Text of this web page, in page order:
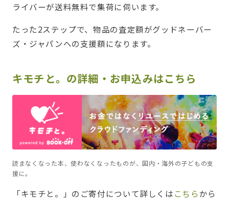
ライバーが送料無料で集荷に伺います。
たった2ステップで、物品の査定額がグッドネーバー
ズ・ジャパンへの支援額になります。
キモチと。の詳細・お申込みはこちら
読まなくなった本、使わなくなったものが、国内・海外の子どもの支
援に。
「キモチと。」のご寄付について詳しくは こちら から